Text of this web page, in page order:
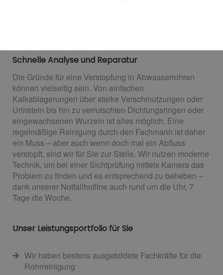
Schnelle Analyse und Reparatur
Die Gründe für eine Verstopfung in Abwasserrohren
können vielseitig sein. Von einfachen
Kalkablagerungen über starke Verschmutzungen oder
Urinstein bis hin zu verrutschten Dichtungsringen oder
eingewachsenen Wurzeln ist alles möglich. Eine
regelmäßige Reinigung durch den Fachmann ist daher
ein Muss – aber auch wenn doch mal ein Abfluss
verstopft, sind wir für Sie zur Stelle. Wir nutzen moderne
Technik, um bei einer Sichtprüfung mittels Kamera das
Problem zu finden und es entsprechend zu beheben –
dank unserer Notfallhotline auch rund um die Uhr, 7
Tage die Woche.
Unser Leistungsportfolio für Sie
Wir haben bestens ausgebildete Fachkräfte für die
Rohrreinigung